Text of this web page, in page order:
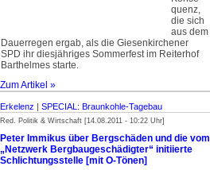
quenz,
die sich
aus dem
Dauerregen ergab, als die Giesenkirchener
SPD ihr diesjähriges Sommerfest im Reiterhof
Barthelmes starte.
Zum Artikel »
Erkelenz | SPECIAL: Braunkohle-Tagebau
Red. Politik & Wirtschaft [14.08.2011 - 10:22 Uhr]
Peter Immikus über Bergschäden und die vom
„Netzwerk Bergbaugeschädigter“ initiierte
Schlichtungsstelle [mit O-Tönen]